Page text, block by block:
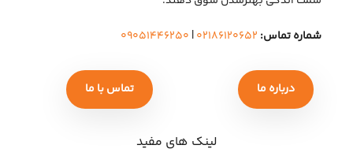
شماره تماس: ۰۲۱۸۶۱۲۰۶۵۲| ۰۹۰۵۱۴۴۶۲۵۰
درباره ما تماس با ما
لینک های مفید